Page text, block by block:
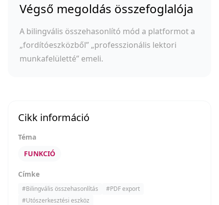
Végső megoldás összefoglalója
A bilingvális összehasonlító mód a platformot a
„fordítóeszközből” „professzionális lektori
munkafelületté” emeli.
Cikk információ
Téma
FUNKCIÓ
Címke
#Bilingvális összehasonlítás #PDF export
#Utószerkesztési eszköz